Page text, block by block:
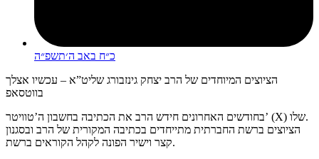
כ״ח באב ה׳תשפ״ה
הציוצים המיוחדים של הרב יצחק גינזבורג שליט”א – עכשיו אצלך
בווטסאפ
בחודשים האחרונים חידש הרב את הכתיבה בחשבון ה’טוויטר’ (X) שלו.
הציוצים ברשת החברתית מתייחדים בכתיבה המקורית של הרב ובסגנון
קצר וישיר הפונה לקהל הקוראים ברשת.